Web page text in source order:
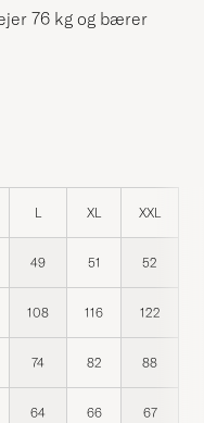
76 kg og bærer
L XL XXL
49 51 52
108 116 122
74 82 88
64 66 67